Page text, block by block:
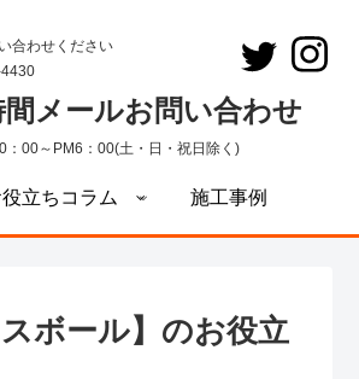
合わせください
間メールお問い合わせ
：00～PM6：00(土・日・祝日除く)
立ちコラム 施工事例
ボール】のお役立